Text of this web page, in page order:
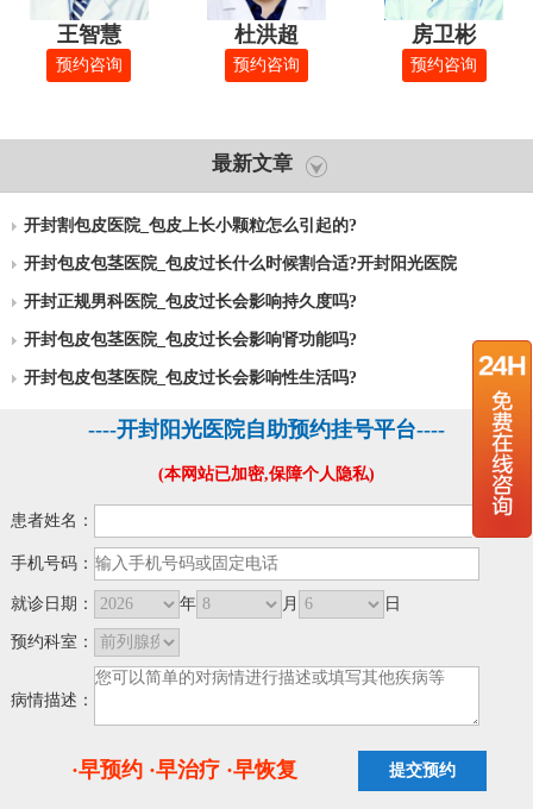
王智慧
预约咨询
杜洪超
预约咨询
房卫彬
预约咨询
最新文章
开封割包皮医院_包皮上长小颗粒怎么引起的?
开封包皮包茎医院_包皮过长什么时候割合适?开封阳光医院
开封正规男科医院_包皮过长会影响持久度吗?
开封包皮包茎医院_包皮过长会影响肾功能吗?
开封包皮包茎医院_包皮过长会影响性生活吗?
----开封阳光医院自助预约挂号平台----
(本网站已加密,保障个人隐私)
患者姓名：
手机号码：
就诊日期： 年 月 日
预约科室：
病情描述：
·早预约 ·早治疗 ·早恢复